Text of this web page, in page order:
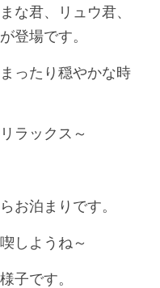
な君、リュウ君、
登場です。
ったり穏やかな時
ラックス～
お泊まりです。
しようね～
子です。